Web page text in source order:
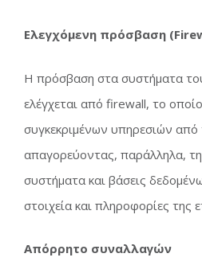
Ελεγχόμενη πρόσβαση
Η πρόσβαση στα συστήματα
ελέγχεται από firewall, το
συγκεκριμένων υπηρεσιών
απαγορεύοντας, παράλληλα,
συστήματα και βάσεις
στοιχεία και πληροφορίες της
Απόρρητο συναλλαγών